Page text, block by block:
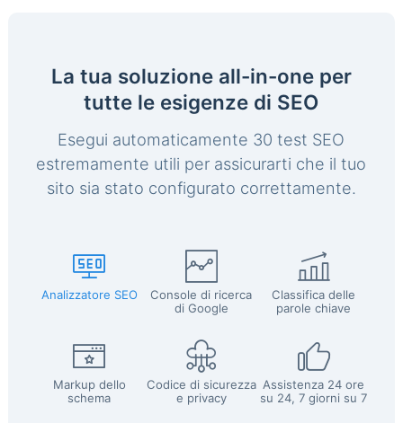
La tua soluzione all-in-one per
tutte le esigenze di SEO
Esegui automaticamente 30 test SEO
estremamente utili per assicurarti che il tuo
sito sia stato configurato correttamente.
Analizzatore SEO
Console di ricerca
di Google
Classifica delle
parole chiave
Markup dello
schema
Codice di sicurezza
e privacy
Assistenza 24 ore
su 24, 7 giorni su 7